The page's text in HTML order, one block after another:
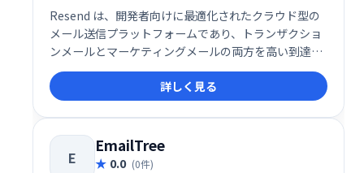
Resend は、開発者向けに最適化されたクラウド型の
メール送信プラットフォームであり、トランザクショ
ンメールとマーケティングメールの両方を高い到達率
とスピードで届けることに特化したソリューションで
す。メールの信頼性や配信パフォーマンスに加え、開
発者体験（DX）を徹底的に重視した設計により、
SaaS企業やスタートアップを中心に注目を集めていま
す。
詳しく見る
E
EmailTree
0.0 (0件)